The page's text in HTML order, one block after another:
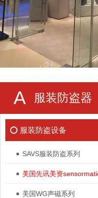
A 服装防盗器
服装防盗设备
SAVS服装防盗系列
美国先讯美资
美国WG声磁系列